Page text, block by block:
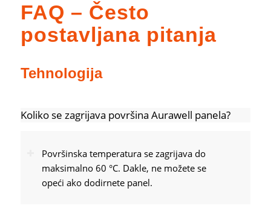
FAQ – Često
postavljana pitanja
Tehnologija
Koliko se zagrijava površina Aurawell panela?
Površinska temperatura se zagrijava do
maksimalno 60 °C. Dakle, ne možete se
opeći ako dodirnete panel.